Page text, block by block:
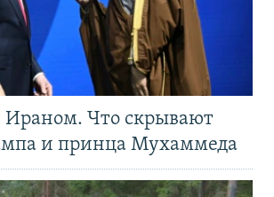
Что скрывают
и принца Мухаммеда